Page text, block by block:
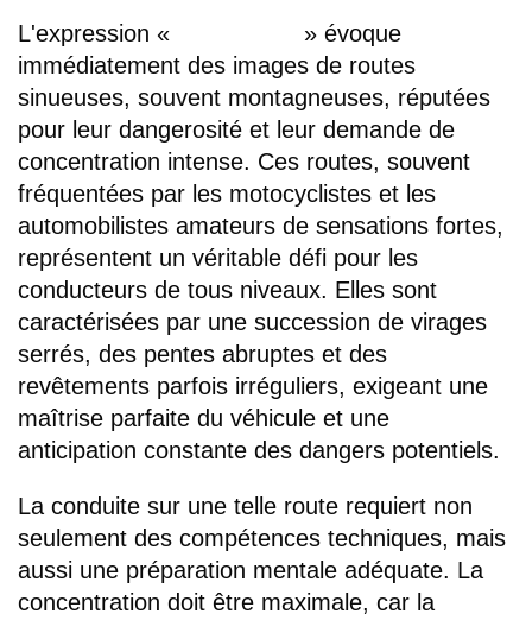
L'expression «
» évoque
immédiatement des images de routes
sinueuses, souvent montagneuses, réputées
pour leur dangerosité et leur demande de
concentration intense. Ces routes, souvent
fréquentées par les motocyclistes et les
automobilistes amateurs de sensations fortes,
représentent un véritable défi pour les
conducteurs de tous niveaux. Elles sont
caractérisées par une succession de virages
serrés, des pentes abruptes et des
revêtements parfois irréguliers, exigeant une
maîtrise parfaite du véhicule et une
anticipation constante des dangers potentiels.
La conduite sur une telle route requiert non
seulement des compétences techniques, mais
aussi une préparation mentale adéquate. La
concentration doit être maximale, car la